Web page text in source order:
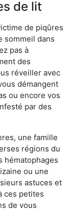
de lit
de piqûres
sommeil dans
pas à
des
réveiller avec
démangent
ou encore vos
par des
une famille
régions du
hématophages
ou une
astuces et
ces petites
de vous